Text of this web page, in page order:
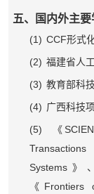
五、国内外主
(1) CCF形式
(2) 福建省人
(3) 教育部科
(4) 广西科技
(5) 《
Systems》
《 Frontiers